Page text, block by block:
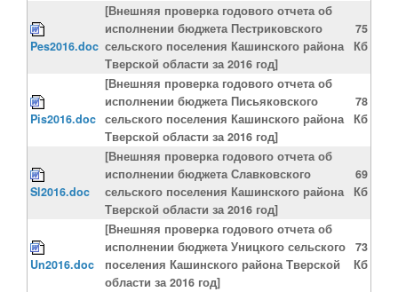
Pes2016.doc
[Внешняя проверка годового отчета об
исполнении бюджета Пестриковского
сельского поселения Кашинского района
Тверской области за 2016 год]
75
Кб
Pis2016.doc
[Внешняя проверка годового отчета об
исполнении бюджета Письяковского
сельского поселения Кашинского района
Тверской области за 2016 год]
78
Кб
Sl2016.doc
[Внешняя проверка годового отчета об
исполнении бюджета Славковского
сельского поселения Кашинского района
Тверской области за 2016 год]
69
Кб
Un2016.doc
[Внешняя проверка годового отчета об
исполнении бюджета Уницкого сельского
поселения Кашинского района Тверской
области за 2016 год]
73
Кб